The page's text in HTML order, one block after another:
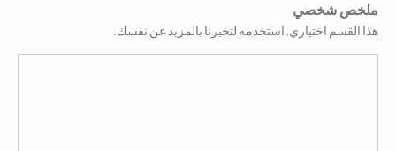
شخصي
القسم اختياري. استخدمه لتخبرنا بالمزيد عن نفسك.